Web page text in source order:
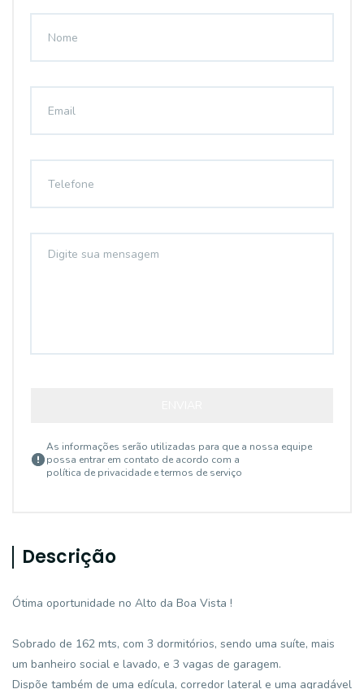
As informações serão utilizadas para que a nossa equipe
possa entrar em contato de acordo com a
política de privacidade e termos de serviço
Descrição
Ótima oportunidade no Alto da Boa Vista !
Sobrado de 162 mts, com 3 dormitórios, sendo uma suíte, mais
um banheiro social e lavado, e 3 vagas de garagem.
Dispõe também de uma edícula, corredor lateral e uma agradável